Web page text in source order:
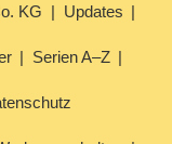
KG Updates
Serien A–Z